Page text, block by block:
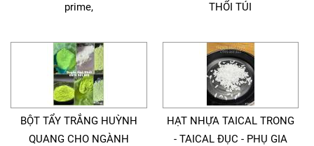
prime,
THỔI TÚI
BỘT TẨY TRẮNG HUỲNH
QUANG CHO NGÀNH
HẠT NHỰA TAICAL TRONG
- TAICAL ĐỤC - PHỤ GIA